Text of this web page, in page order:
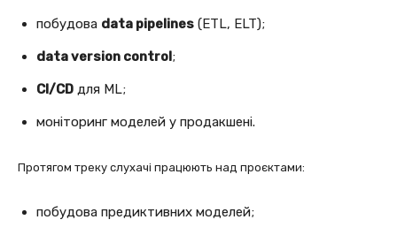
побудова data pipelines (ETL, ELT);
data version control;
CI/CD для ML;
моніторинг моделей у продакшені.
Протягом треку слухачі працюють над проєктами:
побудова предиктивних моделей;